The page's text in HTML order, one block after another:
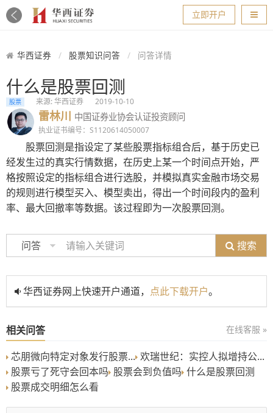
导航
立即开户
华西证券 股票知识问答 问答详情
什么是股票回测
股票 来源: 华西证券 2019-10-10
雷林川 中国证券业协会认证投资顾问
执业证书编号：S1120614050007
股票回测是指设定了某些股票指标组合后，基于历史已
经发生过的真实行情数据，在历史上某一个时间点开始，严
格按照设定的指标组合进行选股，并模拟真实金融市场交易
的规则进行模型买入、模型卖出，得出一个时间段内的盈利
率、最大回撤率等数据。该过程即为一次股票回测。
问答 搜索
华西证券网上快速开户通道， 点此下载开户。
相关问答 在线客服 »
芯朋微向特定对象发行股票... 欢瑞世纪：实控人拟增持公...
股票亏了死守会回本吗 股票会到负值吗 什么是股票回测
股票成交明细怎么看